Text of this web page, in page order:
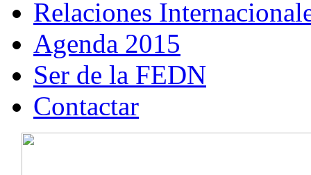
Relaciones
Agenda 2015
Ser de la FEDN
Contactar